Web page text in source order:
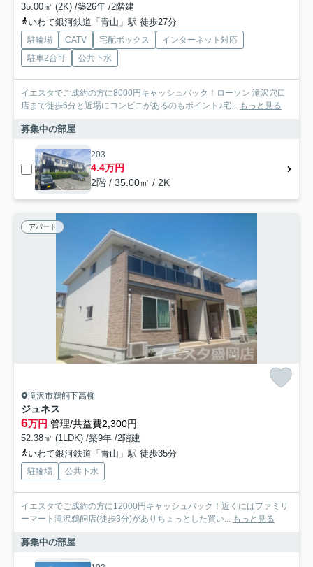
35.00㎡ (2K) /築26年 /2階建
いわて銀河鉄道「青山」駅 徒歩27分
駐輪場 CATV 宅配ボックス
インターネット対応
駐車2台可
公共下水
イエスタでご成約の方に8000円キャッシュバック！ローソン 滝沢穴口
店まで徒歩6分と近場にコンビニがあるのもポイント♪宅... もっと見る
募集中の部屋
203
4.4万円
2階 / 35.00㎡ / 2K
アパート
滝沢市鵜飼下高柳
ジュネス
6万円 管理/共益費2,300円
52.38㎡ (1LDK) /築9年 /2階建
いわて銀河鉄道「青山」駅 徒歩35分
駐輪場 公共下水
イエスタでご成約の方に12000円キャッシュバック！近くにはファミリ
ーマート滝沢鵜飼店(徒歩3分)がありちょっとした買い... もっと見る
募集中の部屋